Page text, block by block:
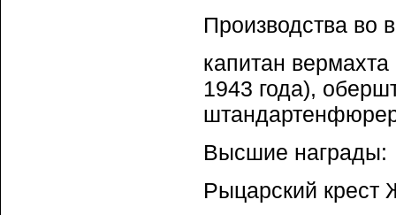
Производства во
капитан
1943 года),
Высшие награды:
Рыцарский крест